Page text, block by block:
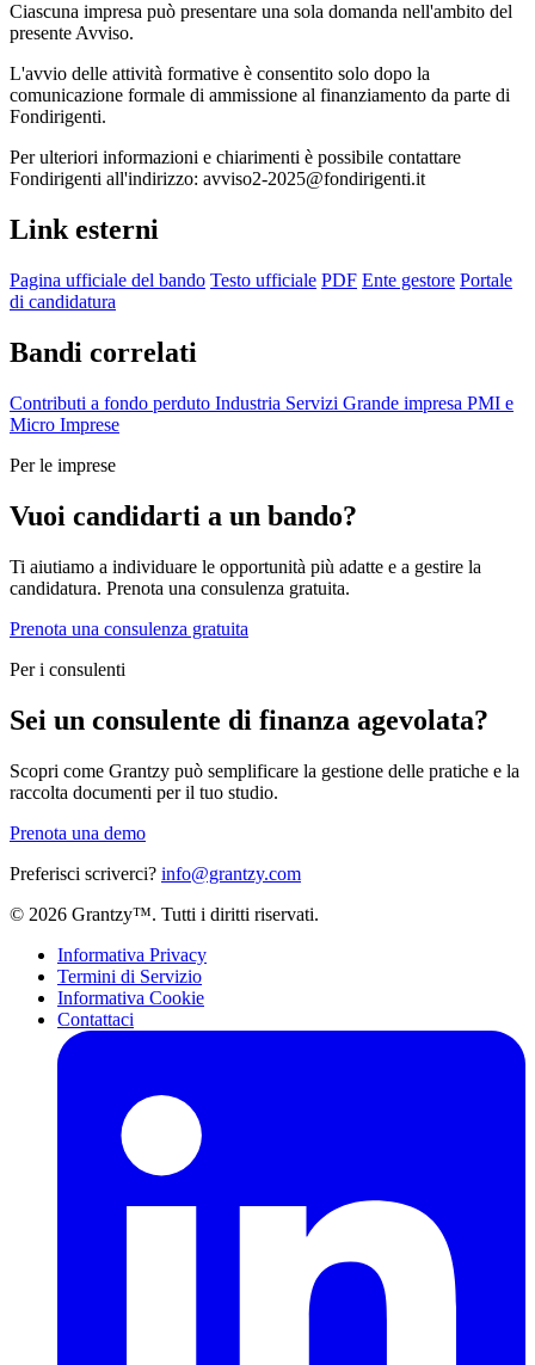
Ciascuna impresa può presentare una sola domanda nell'ambito del
presente Avviso.
L'avvio delle attività formative è consentito solo dopo la
comunicazione formale di ammissione al finanziamento da parte di
Fondirigenti.
Per ulteriori informazioni e chiarimenti è possibile contattare
Fondirigenti all'indirizzo: avviso2-2025@fondirigenti.it
Link esterni
Pagina ufficiale del bando Testo ufficiale PDF Ente gestore Portale
di candidatura
Bandi correlati
Contributi a fondo perduto Industria Servizi Grande impresa PMI e
Micro Imprese
Per le imprese
Vuoi candidarti a un bando?
Ti aiutiamo a individuare le opportunità più adatte e a gestire la
candidatura. Prenota una consulenza gratuita.
Prenota una consulenza gratuita
Per i consulenti
Sei un consulente di finanza agevolata?
Scopri come Grantzy può semplificare la gestione delle pratiche e la
raccolta documenti per il tuo studio.
Prenota una demo
Preferisci scriverci? info@grantzy.com
© 2026 Grantzy™. Tutti i diritti riservati.
Informativa Privacy
Termini di Servizio
Informativa Cookie
Contattaci